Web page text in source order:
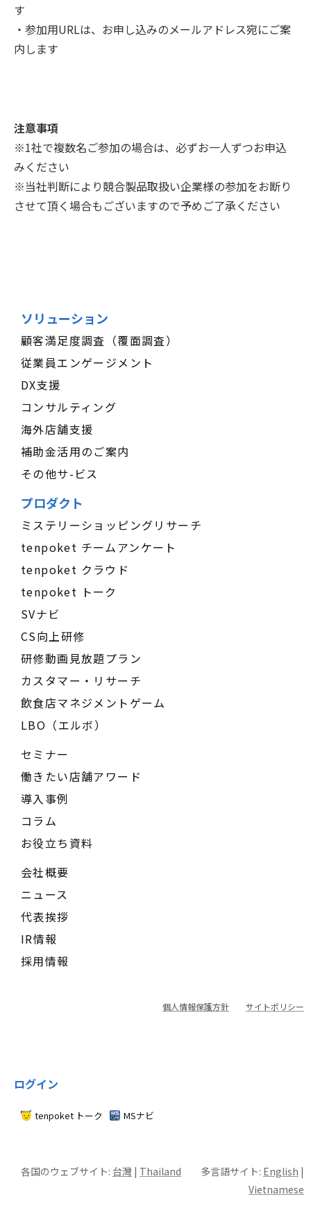
す
・参加用URLは、お申し込みのメールアドレス宛にご案
内します
注意事項
※1社で複数名ご参加の場合は、必ずお一人ずつお申込
みください
※当社判断により競合製品取扱い企業様の参加をお断り
させて頂く場合もございますので予めご了承ください
ソリューション
顧客満足度調査（覆面調査）
従業員エンゲージメント
DX支援
コンサルティング
海外店舗支援
補助金活用のご案内
その他サ-ビス
プロダクト
ミステリーショッピングリサーチ
tenpoket チームアンケート
tenpoket クラウド
tenpoket トーク
SVナビ
CS向上研修
研修動画見放題プラン
カスタマー・リサーチ
飲食店マネジメントゲーム
LBO（エルボ）
セミナー
働きたい店舗アワード
導入事例
コラム
お役立ち資料
会社概要
ニュース
代表挨拶
IR情報
採用情報
個人情報保護方針 サイトポリシー
ログイン
tenpoket トーク MSナビ
各国のウェブサイト: 台灣 | Thailand 多言語サイト: English |
Vietnamese